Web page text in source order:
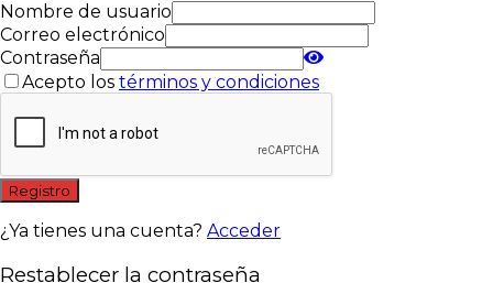
Nombre de usuario
Correo electrónico
Contraseña
Acepto los términos y condiciones
Registro
¿Ya tienes una cuenta? Acceder
Restablecer la contraseña